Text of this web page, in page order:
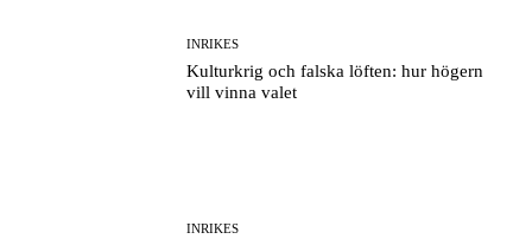
INRIKES
Kulturkrig och falska löften: hur högern
vill vinna valet
INRIKES